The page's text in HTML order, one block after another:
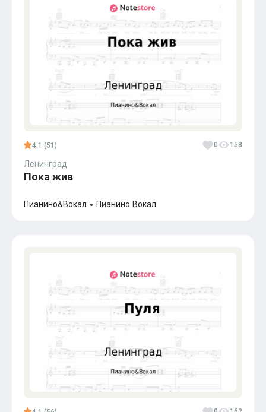
4.1 (51) 0 158
Ленинград
Пока жив
Пианино&Вокал Пианино Вокал